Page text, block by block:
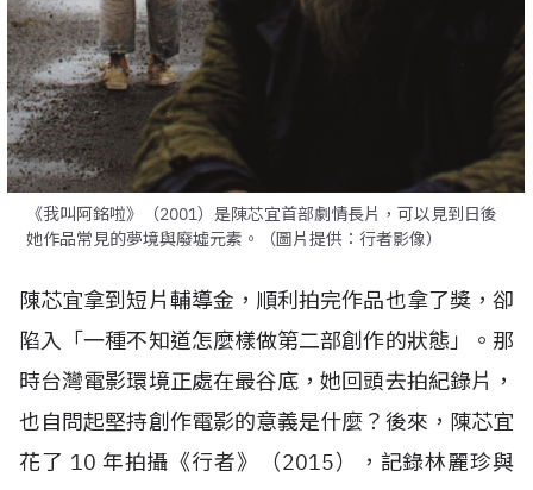
《我叫阿銘啦》（2001）是陳芯宜首部劇情長片，可以見到日後
她作品常見的夢境與廢墟元素。（圖片提供：行者影像）
陳芯宜拿到短片輔導金，順利拍完作品也拿了獎，卻
陷入「一種不知道怎麼樣做第二部創作的狀態」。那
時台灣電影環境正處在最谷底，她回頭去拍紀錄片，
也自問起堅持創作電影的意義是什麼？後來，陳芯宜
花了 10 年拍攝《行者》（2015），記錄林麗珍與